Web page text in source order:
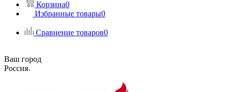
Корзина0
Избранные товары0
Сравнение товаров0
Ваш город
Россия